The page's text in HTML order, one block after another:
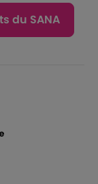
du SANA